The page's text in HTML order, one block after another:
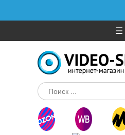
☰